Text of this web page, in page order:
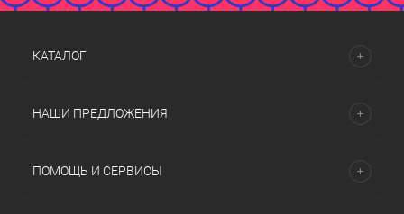
КАТАЛОГ
НАШИ ПРЕДЛОЖЕНИЯ
ПОМОЩЬ И СЕРВИСЫ